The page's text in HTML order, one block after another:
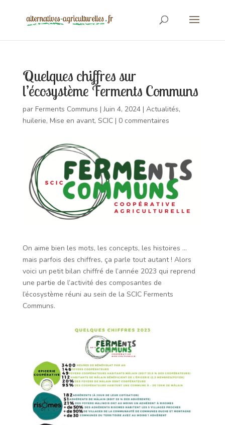
Quelques chiffres sur
l’écosystème Ferments Communs
par Ferments Communs |Juin 4, 2024| Actualités,
huilerie, Mise en avant, SCIC| 0 commentaires
On aime bien les mots, les concepts, les histoires …
mais parfois des chiffres, ça parle tout autant ! Alors
voici un petit bilan chiffré de l’année 2023 qui reprend
une partie de l’activité des composantes de
l’écosystème réuni au sein de la SCIC Ferments
Communs.